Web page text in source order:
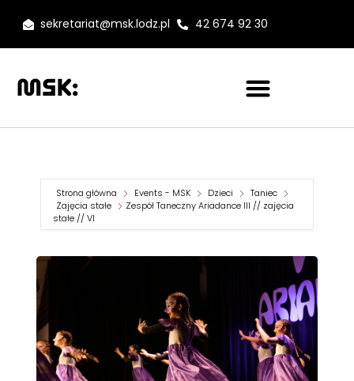
sekretariat@msk.lodz.pl 42 674 92 30
Strona główna Events - MSK Dzieci
Taniec
Zajęcia stałe
Zespół Taneczny Ariadance III // zajęcia
stałe // VI